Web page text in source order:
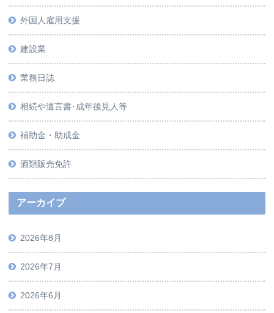
外国人雇用支援
建設業
業務日誌
相続や遺言書･成年後見人等
補助金・助成金
酒類販売免許
アーカイブ
2026年8月
2026年7月
2026年6月